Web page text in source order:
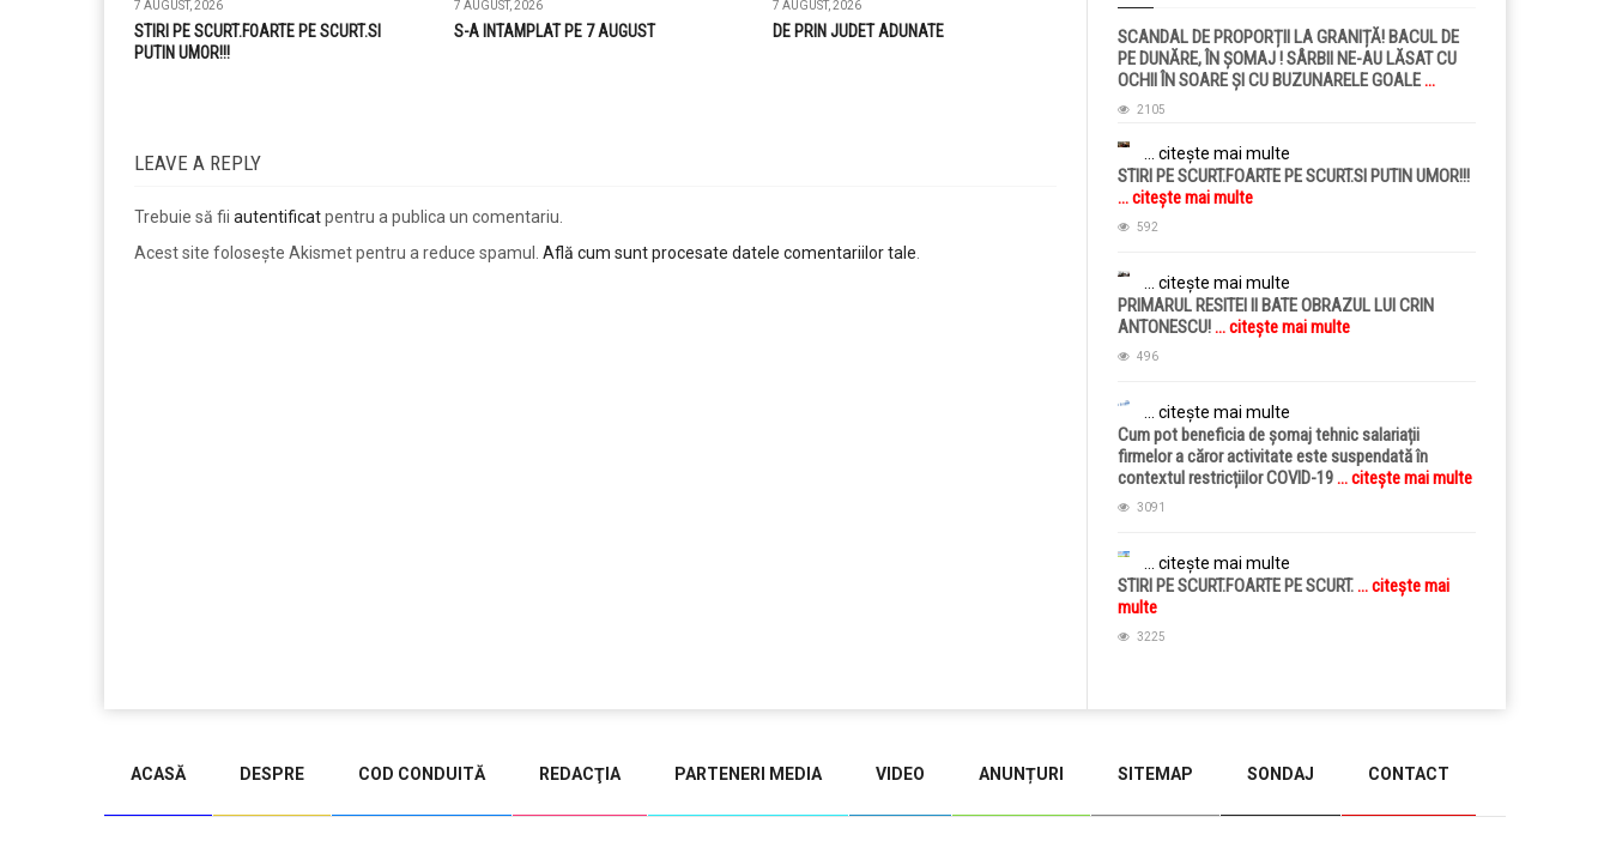
7 AUGUST, 2026
STIRI PE SCURT.FOARTE PE SCURT.SI
PUTIN UMOR!!!
7 AUGUST, 2026
S-A INTAMPLAT PE 7 AUGUST
7 AUGUST, 2026
DE PRIN JUDET ADUNATE
LEAVE A REPLY
Trebuie să fii autentificatpentru a publica un comentariu.
Acest site folosește Akismet pentru a reduce spamul. Află cum sunt procesate datele comentariilor tale.
SCANDAL DE PROPORȚII LA GRANIȚĂ! BACUL DE
PE DUNĂRE, ÎN ȘOMAJ ! SÂRBII NE-AU LĂSAT CU
OCHII ÎN SOARE ȘI CU BUZUNARELE GOALE...
citește mai multe
2105
... citește mai multe
STIRI PE SCURT.FOARTE PE SCURT.SI PUTIN UMOR!!!
... citește mai multe
592
... citește mai multe
PRIMARUL RESITEI II BATE OBRAZUL LUI CRIN
ANTONESCU!... citește mai multe
496
... citește mai multe
Cum pot beneficia de șomaj tehnic salariații
firmelor a căror activitate este suspendată în
contextul restricțiilor COVID-19... citește mai multe
3091
... citește mai multe
STIRI PE SCURT.FOARTE PE SCURT.... citește mai
multe
3225
ACASĂ DESPRE COD CONDUITĂ REDACŢIA PARTENERI MEDIA VIDEO ANUNȚURI SITEMAP SONDAJ CONTACT